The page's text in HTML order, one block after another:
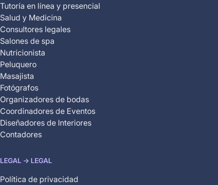
Tutoría en línea y presencial
Salud y Medicina
Consultores legales
Salones de spa
Nutricionista
Peluquero
Masajista
Fotógrafos
Organizadores de bodas
Coordinadores de Eventos
Diseñadores de Interiores
Contadores
LEGAL -> LEGAL
Política de privacidad